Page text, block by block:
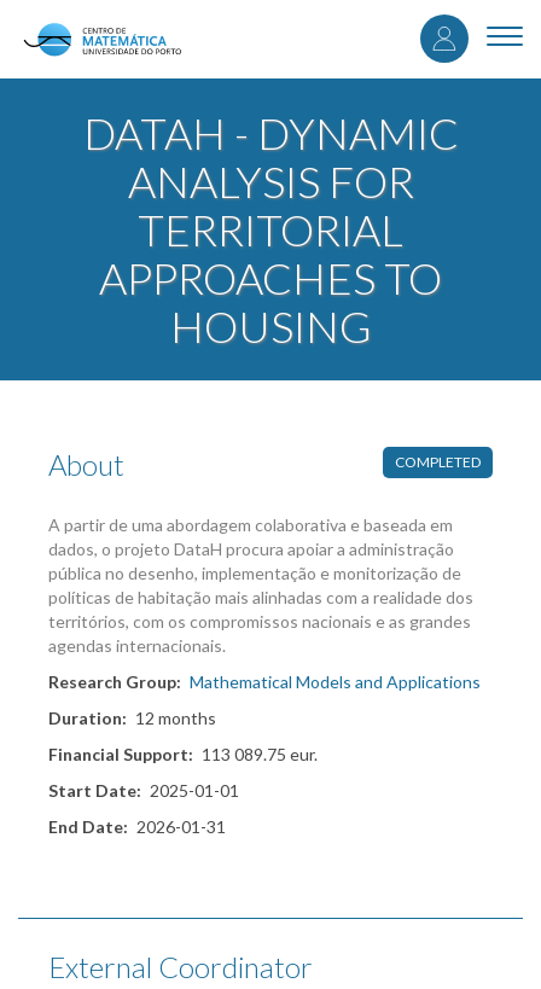
content
User
DATAH - DYNAMIC
ANALYSIS FOR
TERRITORIAL
APPROACHES TO
HOUSING
COMPLETED
About
A partir de uma abordagem colaborativa e baseada em
dados, o projeto DataH procura apoiar a administração
pública no desenho, implementação e monitorização de
políticas de habitação mais alinhadas com a realidade dos
territórios, com os compromissos nacionais e as grandes
agendas internacionais.
Research Group
Mathematical Models and Applications
Duration
12 months
Financial Support
113 089.75 eur.
Start Date
2025-01-01
End Date
2026-01-31
External Coordinator